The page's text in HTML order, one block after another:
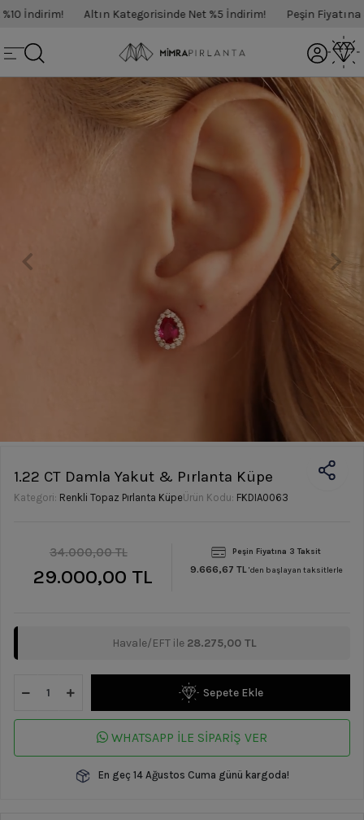
İndirim! Altın Kategorisinde Net %5 İndirim! Peşin Fiyatına 3
1.22 CT Damla Yakut & Pırlanta Küpe
Kategori: Renkli Topaz Pırlanta KüpeÜrün Kodu: FKDIA0063
34.000,00 TL
29.000,00 TL
Peşin Fiyatına 3 Taksit
9.666,67 TL'den başlayan taksitlerle
Havale/EFT ile 28.275,00 TL
Sepete Ekle
WHATSAPP İLE SİPARİŞ VER
En geç 14 Ağustos Cuma günü kargoda!